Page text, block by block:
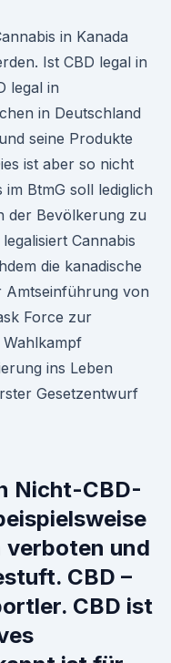
in Kanada
Ist CBD legal in
legal in
in Deutschland
seine Produkte
ist aber so nicht
BtmG soll lediglich
der Bevölkerung zu
Cannabis
die kanadische
Amtseinführung von
Force zur
ins Leben
Gesetzentwurf
Nicht-CBD-
verboten und
CBD –
CBD ist